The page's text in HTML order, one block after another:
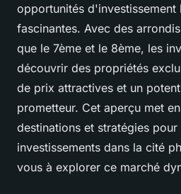
opportunités
fascinantes. Avec des
que le 7ème et le 8ème, les
découvrir des propriétés
de prix attractives et un
prometteur. Cet aperçu met
destinations et stratégies
investissements dans la cité
vous à explorer ce marché